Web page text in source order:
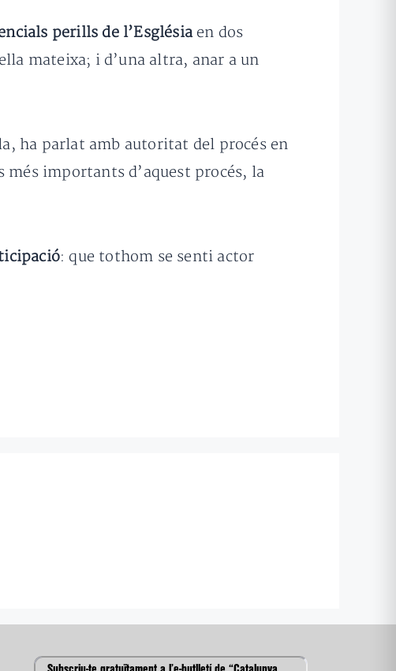
perills de l’Església en dos
mateixa; i d’una altra, anar a un
ha parlat amb autoritat del procés en
més importants d’aquest procés, la
: que tothom se senti actor